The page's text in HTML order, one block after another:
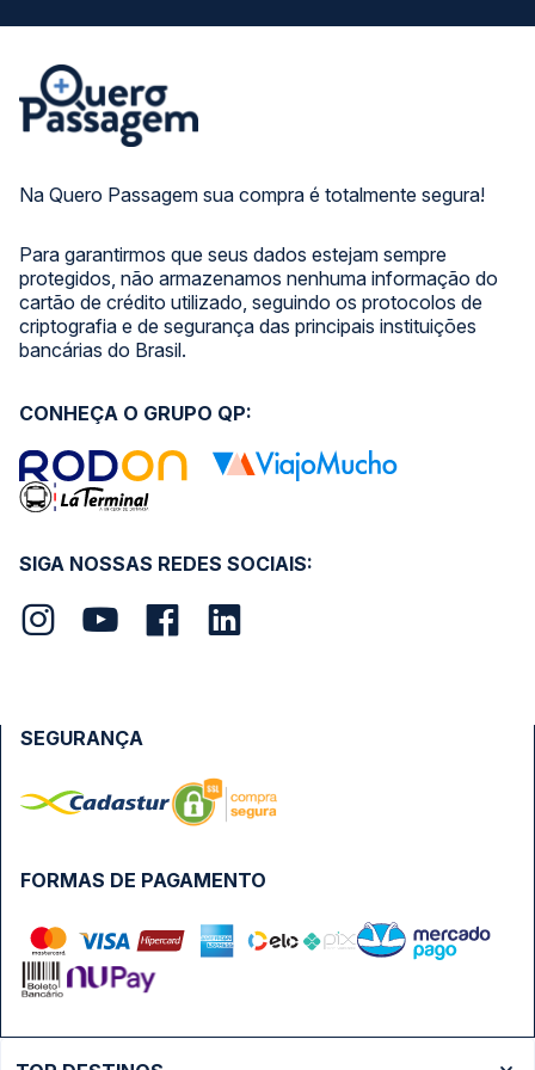
Na Quero Passagem sua compra é totalmente segura!
Para garantirmos que seus dados estejam sempre
protegidos, não armazenamos nenhuma informação do
cartão de crédito utilizado, seguindo os protocolos de
criptografia e de segurança das principais instituições
bancárias do Brasil.
SIGA NOSSAS REDES SOCIAIS:
CONHEÇA O GRUPO QP:
FORMAS DE PAGAMENTO
SEGURANÇA